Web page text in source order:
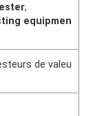
,
equipmen
de valeu